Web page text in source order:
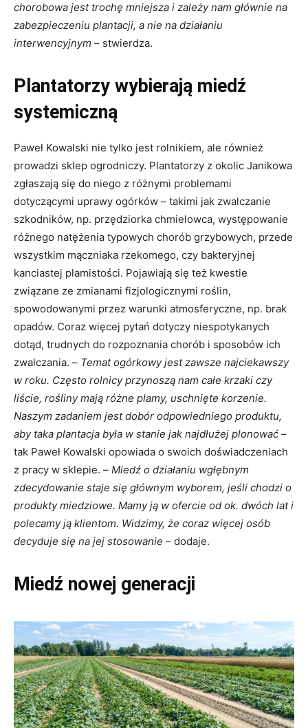
chorobowa jest trochę mniejsza i zależy nam głównie na
zabezpieczeniu plantacji, a nie na działaniu
interwencyjnym – stwierdza.
Plantatorzy wybierają miedź
systemiczną
Paweł Kowalski nie tylko jest rolnikiem, ale również
prowadzi sklep ogrodniczy. Plantatorzy z okolic Janikowa
zgłaszają się do niego z różnymi problemami
dotyczącymi uprawy ogórków – takimi jak zwalczanie
szkodników, np. przędziorka chmielowca, występowanie
różnego natężenia typowych chorób grzybowych, przede
wszystkim mączniaka rzekomego, czy bakteryjnej
kanciastej plamistości. Pojawiają się też kwestie
związane ze zmianami fizjologicznymi roślin,
spowodowanymi przez warunki atmosferyczne, np. brak
opadów. Coraz więcej pytań dotyczy niespotykanych
dotąd, trudnych do rozpoznania chorób i sposobów ich
zwalczania. – Temat ogórkowy jest zawsze najciekawszy
w roku. Często rolnicy przynoszą nam całe krzaki czy
liście, rośliny mają różne plamy, uschnięte korzenie.
Naszym zadaniem jest dobór odpowiedniego produktu,
aby taka plantacja była w stanie jak najdłużej plonować –
tak Paweł Kowalski opowiada o swoich doświadczeniach
z pracy w sklepie. – Miedź o działaniu wgłębnym
zdecydowanie staje się głównym wyborem, jeśli chodzi o
produkty miedziowe. Mamy ją w ofercie od ok. dwóch lat i
polecamy ją klientom. Widzimy, że coraz więcej osób
decyduje się na jej stosowanie – dodaje.
Miedź nowej generacji